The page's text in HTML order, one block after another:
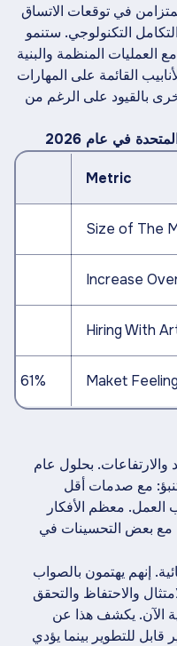
في توقعات الاتساق
التكنولوجي. ستنمو
المنظمة والبنية
القائمة على المهارات
بالقيود على الرغم من
في عام 2026
Metric
Size of
Increase
Hiring With
Maket
61% Believe Conditions Will Remain Stable
والارتفاعات. بحلول عام
مع صدمات أقل
معظم الأفكار
بعض التحسينات في
إنهم يهتمون بالصواب
والاحتفاظ والتحقق
الآن. يكشف هذا عن
للتطوير بينما يؤدي